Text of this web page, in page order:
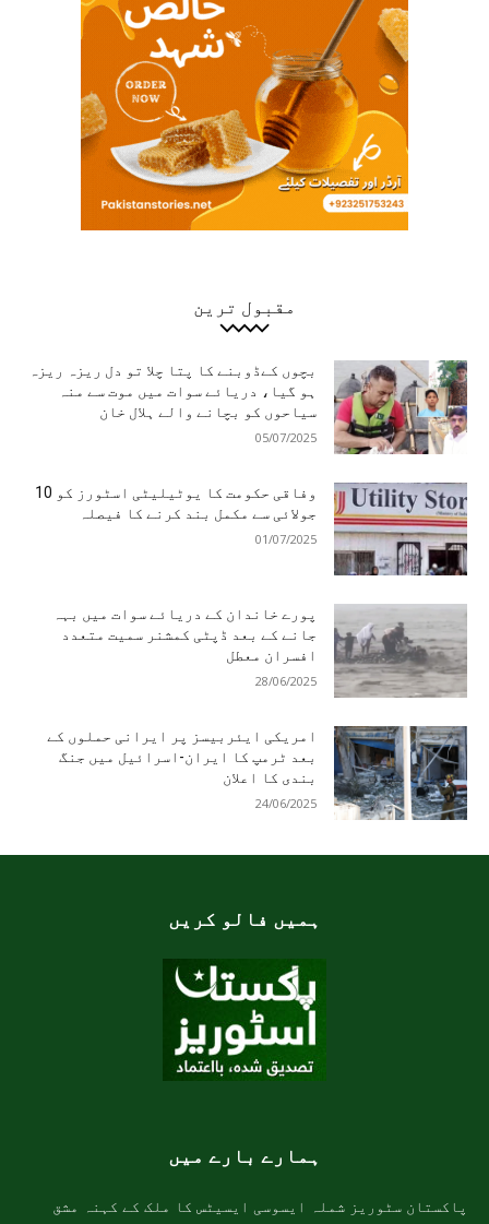
مقبول ترین
بچوں کےڈوبنے کا پتا چلا تو دل ریزہ ریزہ
ہو گیا، دریائے سوات میں موت سے منہ
سیاحوں کو بچانے والے ہلال خان
05/07/2025
وفاقی حکومت کا یوٹیلیٹی اسٹورز کو 10
جولائی سے مکمل بند کرنے کا فیصلہ
01/07/2025
پورے خاندان کے دریائے سوات میں بہہ
جانے کے بعد ڈپٹی کمشنر سمیت متعدد
افسران معطل
28/06/2025
امریکی ایئربیسز پر ایرانی حملوں کے
بعد ٹرمپ کا ایران-اسرائیل میں جنگ
بندی کا اعلان
24/06/2025
ہمیں فالو کریں
ہمارے بارے میں
پاکستان سٹوریز شملہ ایسوسی ایسیٹس کا ملک کے کہنہ مشق